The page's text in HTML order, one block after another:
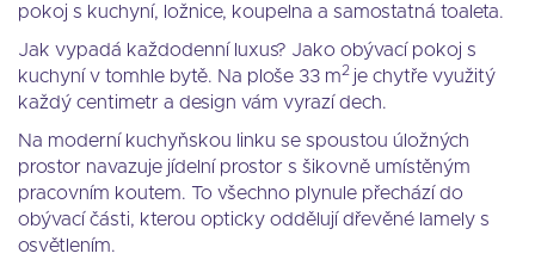
pokoj s kuchyní, ložnice, koupelna a samostatná toaleta.
Jak vypadá každodenní luxus? Jako obývací pokoj s
kuchyní v tomhle bytě. Na ploše 33 m2 je chytře využitý
každý centimetr a design vám vyrazí dech.
Na moderní kuchyňskou linku se spoustou úložných
prostor navazuje jídelní prostor s šikovně umístěným
pracovním koutem. To všechno plynule přechází do
obývací části, kterou opticky oddělují dřevěné lamely s
osvětlením.